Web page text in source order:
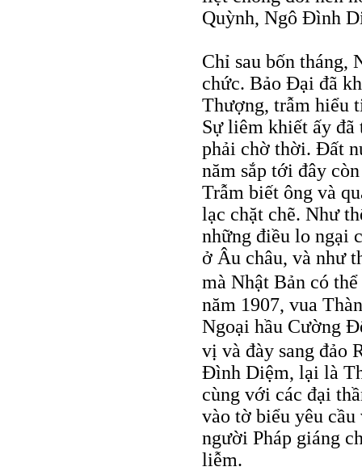
Quỳnh, Ngô Đình
Chỉ sau bốn
chức. Bảo Đại đã
Thượng, trẫm hiểu
Sự liêm khiết ấy đã
phải chờ thời. Đất
năm sắp tới đây
Trẫm biết ông và
lạc chặt chẽ. Như
những điều lo ngại
ở Âu châu, và như
mà Nhật Bản có
năm 1907, vua
Ngoại hầu Cường
vị và đày sang đảo
Đình Diệm, lại là
cùng với các đại
vào tờ biểu yêu
người Pháp giáng
liễm.